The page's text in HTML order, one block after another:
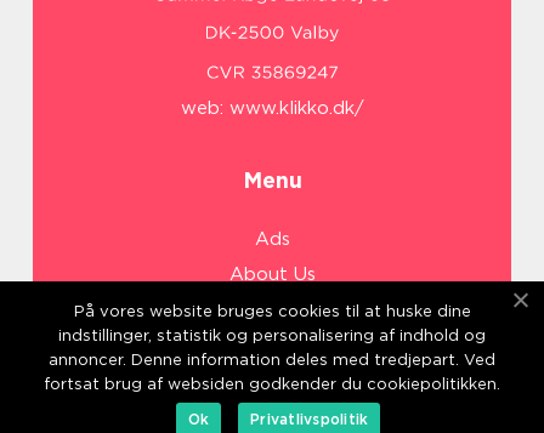
web: www.klikko.dk/
Menu
Ads
About Us
Cookies
Contact
Sitemap
På vores website bruges cookies til at huske dine
indstillinger, statistik og personalisering af indhold og
annoncer. Denne information deles med tredjepart. Ved
fortsat brug af websiden godkender du cookiepolitikken.
Ok
Privatlivspolitik